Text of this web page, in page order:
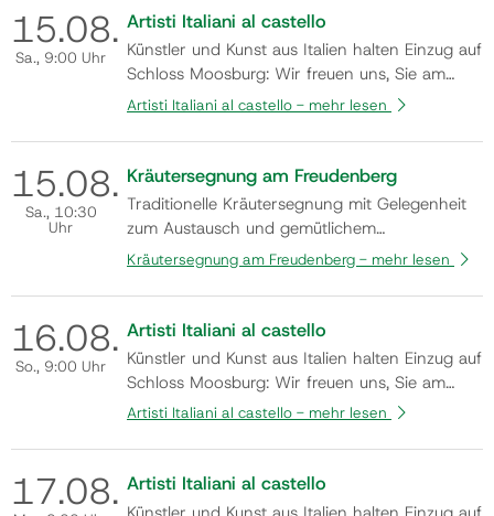
miteinander ins Gespräch zu kommen.
15.08.
Sa., 9:00 Uhr
Artisti Italiani al castello
Künstler und Kunst aus Italien halten Einzug auf
Schloss Moosburg: Wir freuen uns, Sie am
Samstag, den 8. August 2026, um 19:00 Uhr
„ARTISTI ITALIANI AL CASTELLO“ herzlich
willkommen zu heißen. In der einzigartigen
Atmosphäre des Schlosses präsentieren ren…
Artisti Italiani al castello - mehr lesen
15.08.
Sa., 10:30
Uhr
Kräutersegnung am Freudenberg
Traditionelle Kräutersegnung mit Gelegenheit
zum Austausch und gemütlichem
Beisammensein.
Kräutersegnung am Freudenberg - mehr lesen
16.08.
So., 9:00 Uhr
Artisti Italiani al castello
Künstler und Kunst aus Italien halten Einzug auf
Schloss Moosburg: Wir freuen uns, Sie am
Samstag, den 8. August 2026, um 19:00 Uhr
„ARTISTI ITALIANI AL CASTELLO“ herzlich
willkommen zu heißen. In der einzigartigen
Atmosphäre des Schlosses präsentieren ren…
Artisti Italiani al castello - mehr lesen
17.08. Artisti Italiani al castello